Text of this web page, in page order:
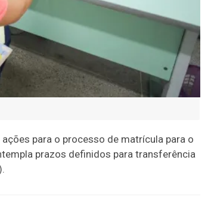
para o processo de matrícula para o
prazos definidos para transferência